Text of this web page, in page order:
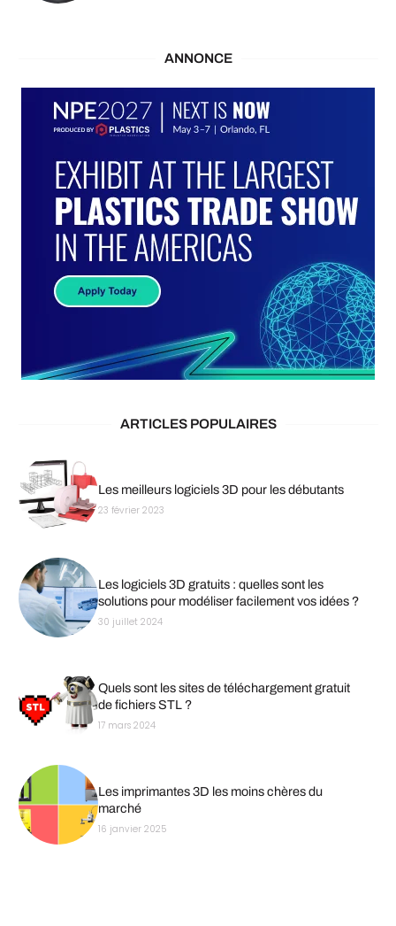
ANNONCE
ARTICLES POPULAIRES
Les meilleurs logiciels 3D pour les débutants
23 février 2023
Les logiciels 3D gratuits : quelles sont les
solutions pour modéliser facilement vos idées ?
30 juillet 2024
Quels sont les sites de téléchargement gratuit
de fichiers STL ?
17 mars 2024
Les imprimantes 3D les moins chères du
marché
16 janvier 2025